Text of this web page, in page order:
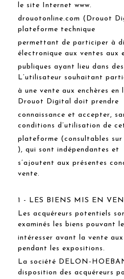
le site Internet www.
drouotonline.com (Drouot
plateforme technique
permettant de participer à
électronique aux ventes aux
publiques ayant lieu dans
L’utilisateur souhaitant
à une vente aux enchères
Drouot Digital doit prendre
connaissance et accepter,
conditions d’utilisation de
plateforme (consultables
), qui sont indépendantes et
s’ajoutent aux présentes
vente.
1 - LES BIENS MIS EN
Les acquéreurs potentiels
examinés les biens pouvant
intéresser avant la vente
pendant les expositions.
La société DELON-
disposition des acquéreurs